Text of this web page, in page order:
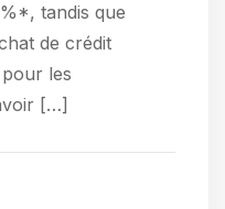
tandis que
de crédit
les
[…]